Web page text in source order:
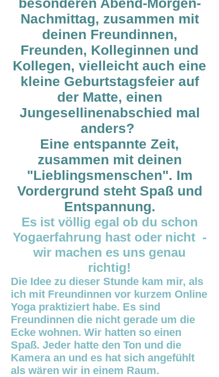
besonderen Abend-Morgen-
Nachmittag, zusammen mit
deinen Freundinnen,
Freunden, Kolleginnen und
Kollegen, vielleicht auch eine
kleine Geburtstagsfeier auf
der Matte, einen
Jungesellinenabschied mal
anders?
Eine entspannte Zeit,
zusammen mit deinen
"Lieblingsmenschen". Im
Vordergrund steht Spaß und
Entspannung.
Es ist völlig egal ob du schon
Yogaerfahrung hast oder nicht -
wir machen es uns genau
richtig!
Die Idee zu dieser Stunde kam mir, als
ich mit Freundinnen vor kurzem Online
Yoga praktiziert habe. Es sind
Freundinnen die nicht gerade um die
Ecke wohnen. Wir hatten so einen
Spaß. Jeder hatte den Ton und die
Kamera an und es hat sich angefühlt
als wären wir in einem Raum.